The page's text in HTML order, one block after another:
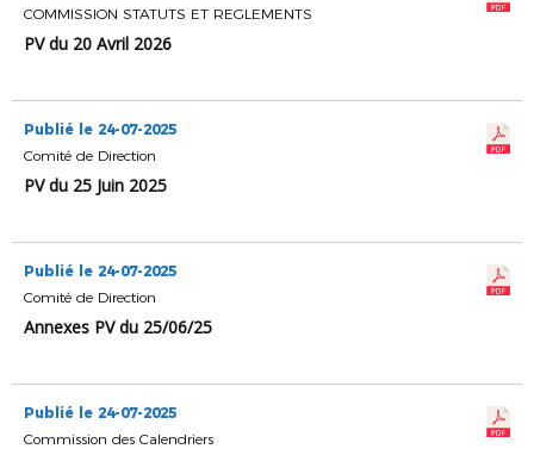
COMMISSION STATUTS ET REGLEMENTS
PV du 20 Avril 2026
Publié le 24-07-2025
Comité de Direction
PV du 25 Juin 2025
Publié le 24-07-2025
Comité de Direction
Annexes PV du 25/06/25
Publié le 24-07-2025
Commission des Calendriers